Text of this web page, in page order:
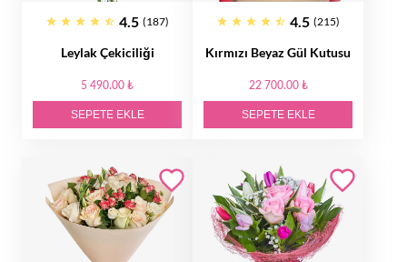
4.5 (187)
Leylak Çekiciliği
5 490.00 ₺
SEPETE EKLE
4.5 (215)
Kırmızı Beyaz Gül Kutusu
22 700.00 ₺
SEPETE EKLE